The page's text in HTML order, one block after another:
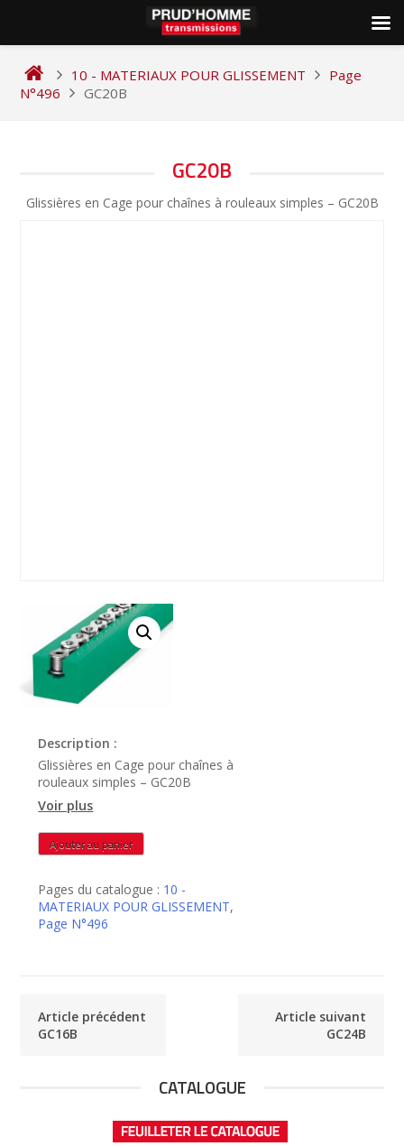
content
10 - MATERIAUX POUR GLISSEMENT
Page
N°496
GC20B
GC20B
Glissières en Cage pour chaînes à rouleaux simples – GC20B
Description :
Glissières en Cage pour chaînes à
rouleaux simples – GC20B
Voir plus
quantité
de
Ajouter au panier
Pages du catalogue : 10 -
MATERIAUX POUR GLISSEMENT,
Page N°496
DE
Article précédent
GC16B
Article suivant
GC24B
CATALOGUE